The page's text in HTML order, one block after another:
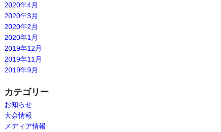
2020年4月
2020年3月
2020年2月
2020年1月
2019年12月
2019年11月
2019年9月
カテゴリー
お知らせ
大会情報
メディア情報